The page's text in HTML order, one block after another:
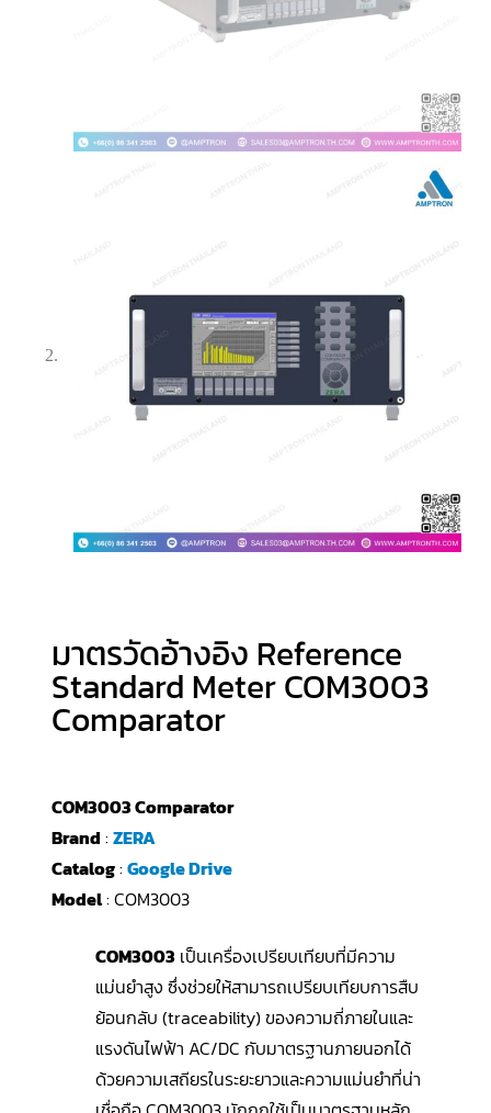
มาตรวัดอ้างอิง Reference
Standard Meter COM3003
Comparator
COM3003 Comparator
Brand : ZERA
Catalog: Google Drive
Model: COM3003
COM3003 เป็นเครื่องเปรียบเทียบที่มีความ
แม่นยำสูง ซึ่งช่วยให้สามารถเปรียบเทียบการสืบ
ย้อนกลับ (traceability) ของความถี่ภายในและ
แรงดันไฟฟ้า AC/DC กับมาตรฐานภายนอกได้
ด้วยความเสถียรในระยะยาวและความแม่นยำที่น่า